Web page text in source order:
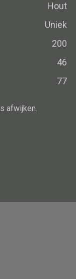
Hout
Uniek
200
46
77
afwijken.